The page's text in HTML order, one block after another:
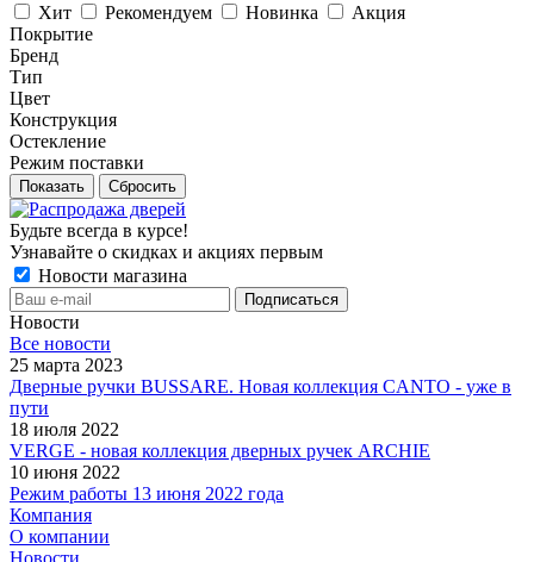
Хит
Рекомендуем Новинка
Акция
Покрытие
Бренд
Тип
Цвет
Конструкция
Остекление
Режим поставки
Сбросить
Будьте всегда в курсе!
Узнавайте о скидках и акциях первым
Новости магазина
Новости
Все новости
25 марта 2023
Дверные ручки BUSSARE. Новая коллекция CANTO - уже в
пути
18 июля 2022
VERGE - новая коллекция дверных ручек ARCHIE
10 июня 2022
Режим работы 13 июня 2022 года
Компания
О компании
Новости